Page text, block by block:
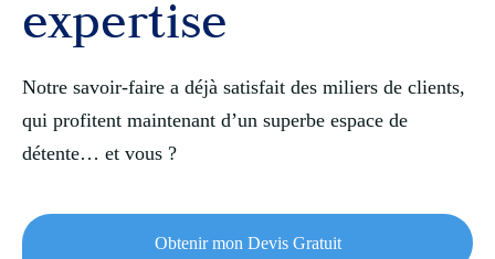
expertise
Notre savoir-faire a déjà satisfait des miliers de clients,
qui profitent maintenant d’un superbe espace de
détente… et vous ?
Obtenir mon Devis Gratuit